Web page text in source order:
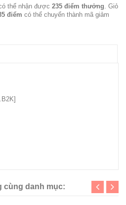
thể nhận được 235 điểm thưởng . Giỏ
điểm có thể chuyển thành mã giảm
cùng danh mục: